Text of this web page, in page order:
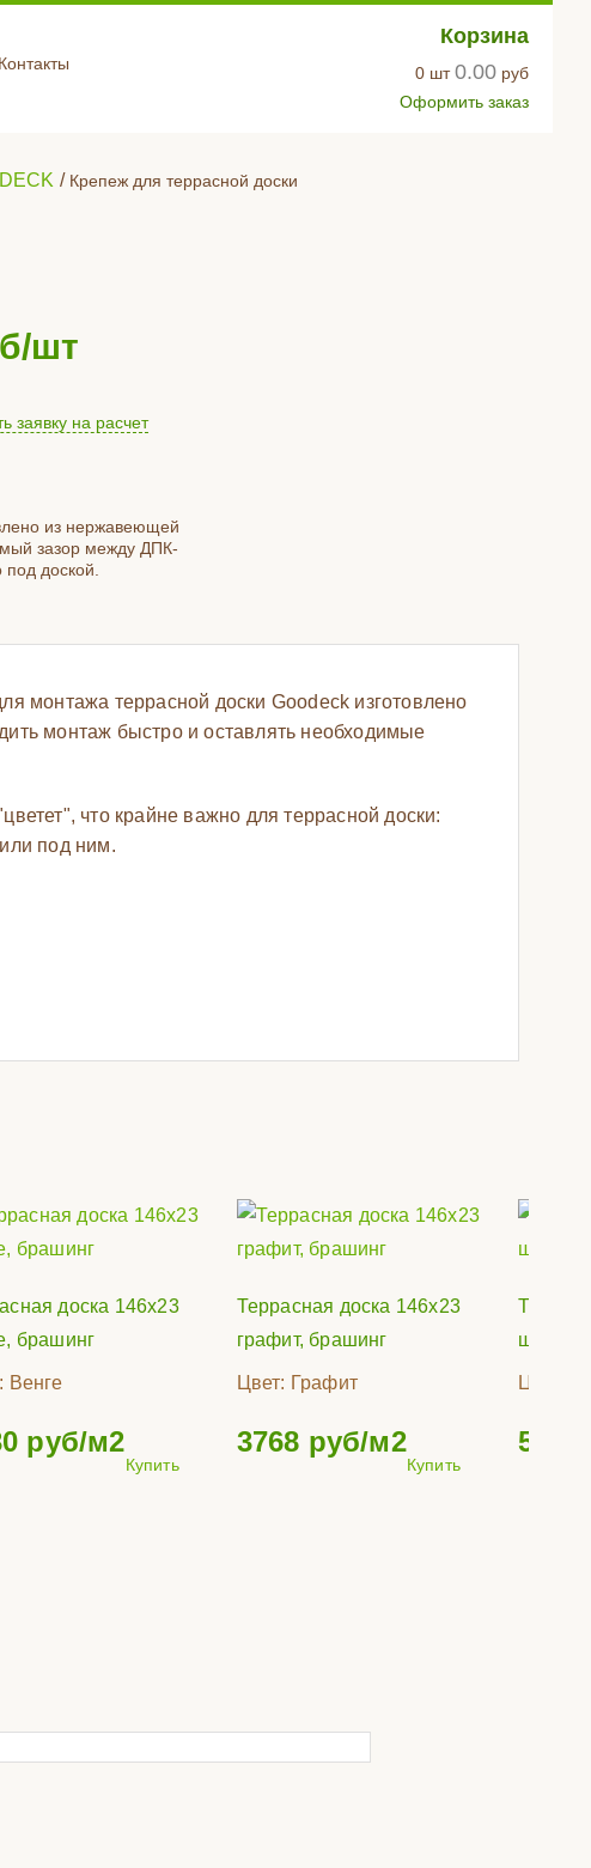
Корзина
0 шт0.00 руб
Оформить заказ
Контакты
/ Крепеж для террасной доски
шт
заявку на расчет
из нержавеющей
зазор между ДПК-
доской.
монтажа террасной доски Goodeck изготовлено
монтаж быстро и оставлять необходимые
что крайне важно для террасной доски:
под ним.
доска 146х23
брашинг
Венге
руб/м2
Купить
Террасная доска 146х23
графит, брашинг
Цвет: Графит
3768 руб/м2
Купить
Цвет:
5343